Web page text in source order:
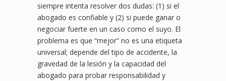
siempre intenta resolver dos dudas: (1) si el
abogado es confiable y (2) si puede ganar o
negociar fuerte en un caso como el suyo. El
problema es que “mejor” no es una etiqueta
universal; depende del tipo de accidente, la
gravedad de la lesión y la capacidad del
abogado para probar responsabilidad y